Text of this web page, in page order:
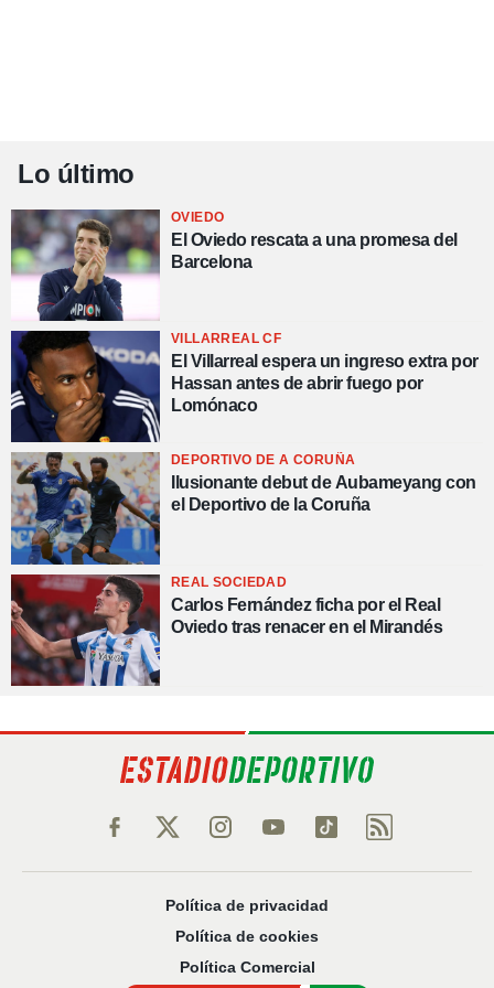
Lo último
OVIEDO
El Oviedo rescata a una promesa del
Barcelona
VILLARREAL CF
El Villarreal espera un ingreso extra por
Hassan antes de abrir fuego por
Lomónaco
DEPORTIVO DE A CORUÑA
Ilusionante debut de Aubameyang con
el Deportivo de la Coruña
REAL SOCIEDAD
Carlos Fernández ficha por el Real
Oviedo tras renacer en el Mirandés
Política de privacidad
Política de cookies
Política Comercial